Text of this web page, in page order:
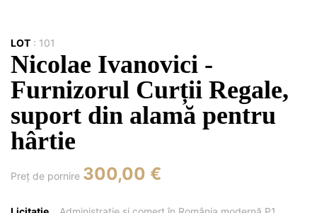
LOT : 101
Nicolae Ivanovici -
Furnizorul Curții Regale,
suport din alamă pentru
hârtie
Preţ de pornire 300,00 €